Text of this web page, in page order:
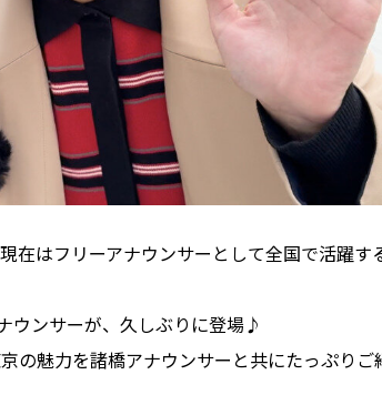
在はフリーアナウンサーとして全国で活躍す
ウンサーが、久しぶりに登場♪
魅力を諸橋アナウンサーと共にたっぷりご